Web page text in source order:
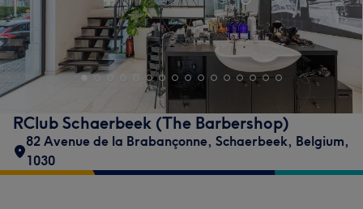
RClub Schaerbeek (The Barbershop)
82 Avenue de la Brabançonne, Schaerbeek, Belgium,
1030